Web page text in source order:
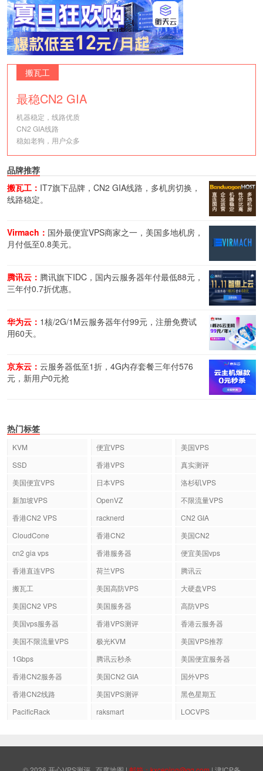
搬瓦工
最稳CN2 GIA
机器稳定，线路优质
CN2 GIA线路
稳如老狗，用户众多
品牌推荐
搬瓦工： IT7旗下品牌，CN2 GIA线路，多机房切换，
线路稳定。
Virmach： 国外最便宜VPS商家之一，美国多地机房，
月付低至0.8美元。
腾讯云： 腾讯旗下IDC，国内云服务器年付最低88元，
三年付0.7折优惠。
华为云： 1核/2G/1M云服务器年付99元，注册免费试
用60天。
京东云： 云服务器低至1折，4G内存套餐三年付576
元，新用户0元抢
热门标签
KVM 便宜VPS
美国VPS
SSD
香港VPS
真实测评
美国便宜VPS
日本VPS
洛杉矶VPS
新加坡VPS
OpenVZ
不限流量VPS
香港CN2 VPS
racknerd
CN2 GIA
CloudCone
香港CN2
美国CN2
cn2 gia vps
香港服务器
便宜美国vps
香港直连VPS
荷兰VPS
腾讯云
搬瓦工
美国高防VPS
大硬盘VPS
美国CN2 VPS
美国服务器
高防VPS
美国vps服务器
香港VPS测评
香港云服务器
美国不限流量VPS
极光KVM
美国VPS推荐
1Gbps
腾讯云秒杀
美国便宜服务器
香港CN2服务器
美国CN2 GIA
国外VPS
香港CN2线路
美国VPS测评
黑色星期五
PacificRack
raksmart LOCVPS